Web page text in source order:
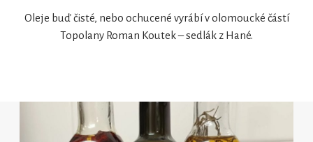
Oleje buď čisté, nebo ochucené vyrábí v olomoucké částí
Topolany Roman Koutek – sedlák z Hané.